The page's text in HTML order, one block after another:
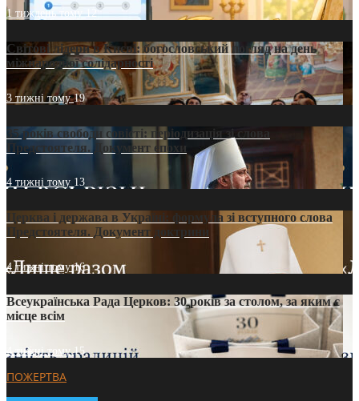
1 тиждень тому12
Світові лідери в Києві: богословський погляд на день
міжнародної солідарності
3 тижні тому19
35 років свободи совісті: періодизація зі слова
Предстоятеля. Документ епохи
4 тижні тому 13
Церква і держава в Україні: формула зі вступного слова
Предстоятеля. Документ доктрини
4 тижні тому16
Всеукраїнська Рада Церков: 30 років за столом, за яким є
місце всім
4 тижні тому15
ПОЖЕРТВА